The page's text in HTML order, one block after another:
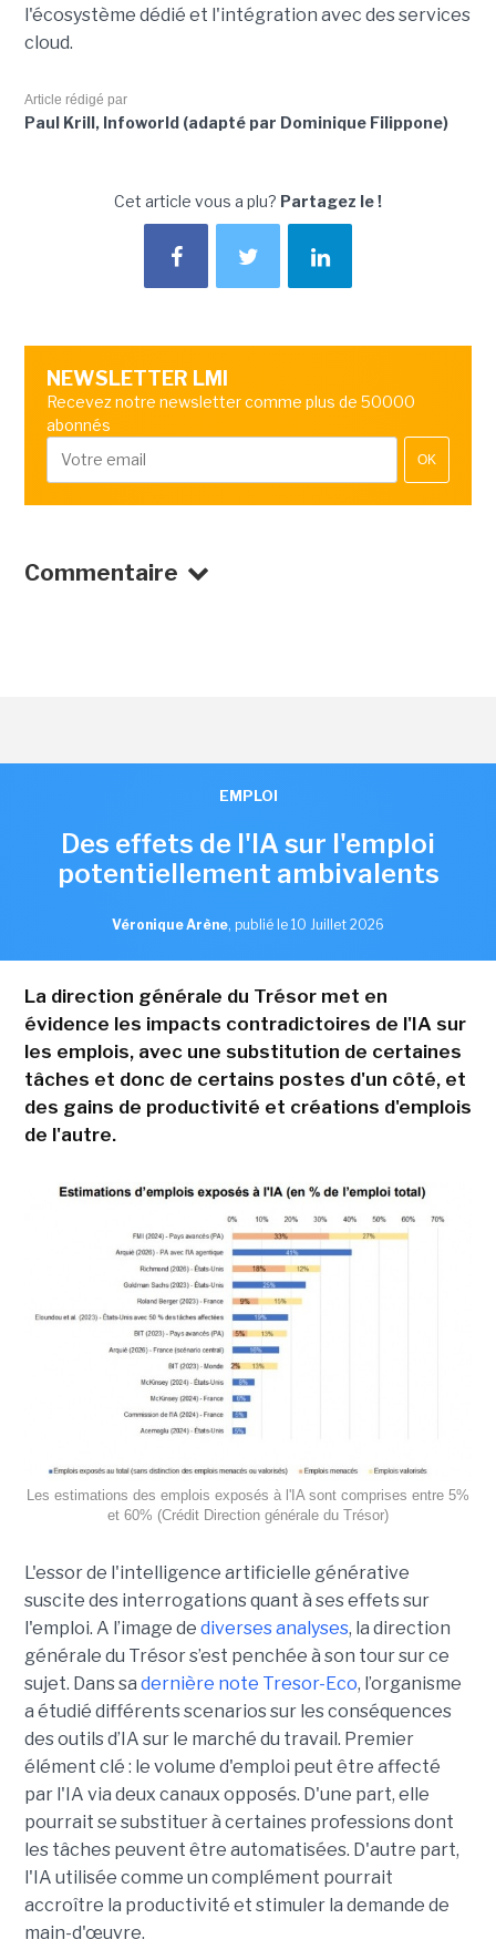
l'écosystème dédié et l'intégration avec des services
cloud.
Article rédigé par
Paul Krill, Infoworld (adapté par Dominique Filippone)
Cet article vous a plu? Partagez le !
NEWSLETTER LMI
Recevez notre newsletter comme plus de 50000
abonnés
OK
Commentaire
EMPLOI
Des effets de l'IA sur l'emploi
potentiellement ambivalents
Véronique Arène, publié le 10 Juillet 2026
La direction générale du Trésor met en
évidence les impacts contradictoires de l'IA sur
les emplois, avec une substitution de certaines
tâches et donc de certains postes d'un côté, et
des gains de productivité et créations d'emplois
de l'autre.
Les estimations des emplois exposés à l'IA sont comprises entre 5%
et 60% (Crédit Direction générale du Trésor)
L'essor de l'intelligence artificielle générative
suscite des interrogations quant à ses effets sur
l'emploi. A l’image de diverses analyses, la direction
générale du Trésor s’est penchée à son tour sur ce
sujet. Dans sa dernière note Tresor-Eco, l’organisme
a étudié différents scenarios sur les conséquences
des outils d’IA sur le marché du travail. Premier
élément clé : le volume d'emploi peut être affecté
par l'IA via deux canaux opposés. D'une part, elle
pourrait se substituer à certaines professions dont
les tâches peuvent être automatisées. D'autre part,
l'IA utilisée comme un complément pourrait
accroître la productivité et stimuler la demande de
main-d'œuvre.